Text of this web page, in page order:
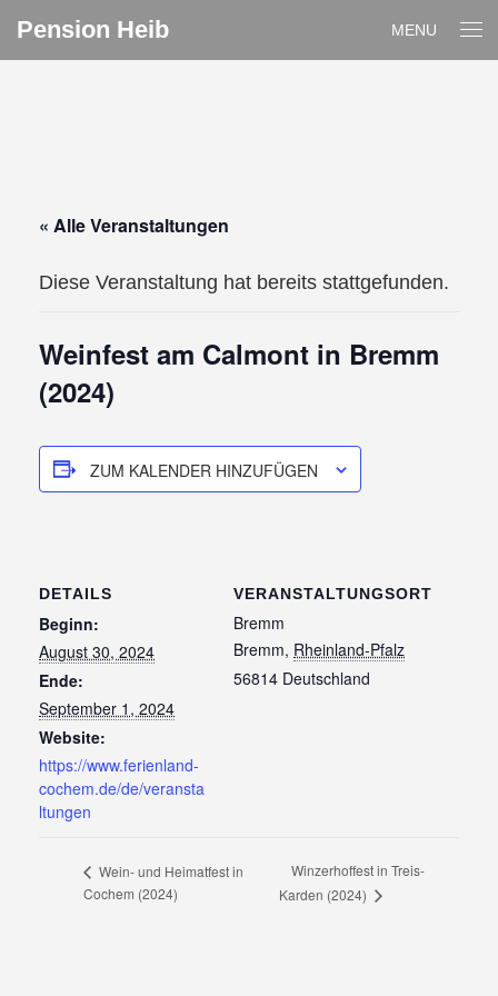
Pension Heib MENU
« Alle Veranstaltungen
Diese Veranstaltung hat bereits stattgefunden.
Weinfest am Calmont in Bremm
(2024)
ZUM KALENDER HINZUFÜGEN
DETAILS
Beginn:
August 30, 2024
Ende:
September 1, 2024
Website:
https://www.ferienland-
cochem.de/de/veransta
ltungen
VERANSTALTUNGSORT
Bremm
Bremm, Rheinland-Pfalz
56814 Deutschland
Wein- und Heimatfest in
Cochem (2024)
Winzerhoffest in Treis-
Karden (2024)